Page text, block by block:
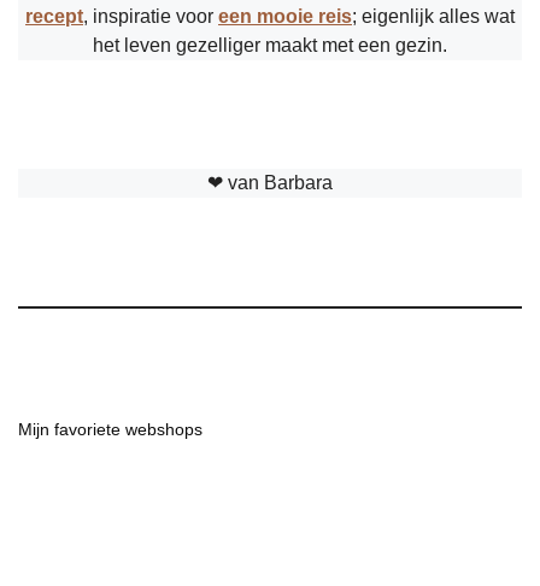
recept, inspiratie voor een mooie reis; eigenlijk alles wat
het leven gezelliger maakt met een gezin.
❤︎ van Barbara
Mijn favoriete webshops